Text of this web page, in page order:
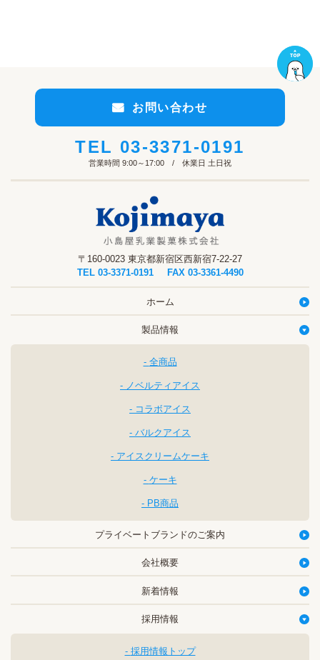
お問い合わせ
TEL 03-3371-0191
営業時間 9:00～17:00 / 休業日 土日祝
〒160-0023 東京都新宿区西新宿7-22-27
TEL 03-3371-0191 FAX 03-3361-4490
ホーム
製品情報
全商品
ノベルティアイス
コラボアイス
バルクアイス
アイスクリームケーキ
ケーキ
PB商品
プライベートブランドのご案内
会社概要
新着情報
採用情報
採用情報トップ